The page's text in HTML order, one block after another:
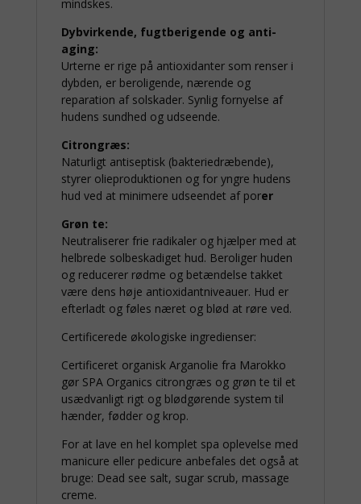
mindskes.
Dybvirkende, fugtberigende og anti-
aging:
Urterne er rige på antioxidanter som renser i
dybden, er beroligende, nærende og
reparation af solskader. Synlig fornyelse af
hudens sundhed og udseende.
Citrongræs:
Naturligt antiseptisk (bakteriedræbende),
styrer olieproduktionen og for yngre hudens
hud ved at minimere udseendet af porer
Grøn te:
Neutraliserer frie radikaler og hjælper med at
helbrede solbeskadiget hud. Beroliger huden
og reducerer rødme og betændelse takket
være dens høje antioxidantniveauer. Hud er
efterladt og føles næret og blød at røre ved.
Certificerede økologiske ingredienser:
Certificeret organisk Arganolie fra Marokko
gør SPA Organics citrongræs og grøn te til et
usædvanligt rigt og blødgørende system til
hænder, fødder og krop.
For at lave en hel komplet spa oplevelse med
manicure eller pedicure anbefales det også at
bruge: Dead see salt, sugar scrub, massage
creme.